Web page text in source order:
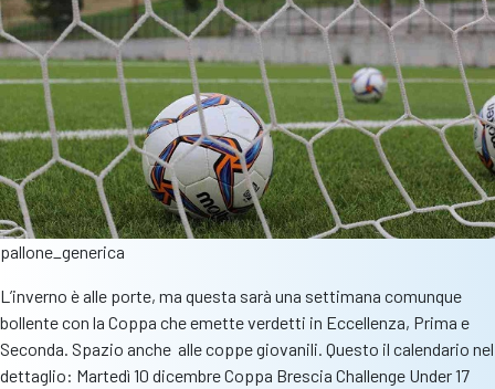
pallone_generica
L’inverno è alle porte, ma questa sarà una settimana comunque
bollente con la Coppa che emette verdetti in Eccellenza, Prima e
Seconda. Spazio anche alle coppe giovanili. Questo il calendario nel
dettaglio: Martedì 10 dicembre Coppa Brescia Challenge Under 17